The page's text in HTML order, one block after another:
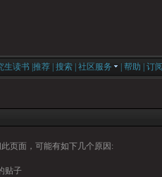
生读书 推荐 搜索 社区服务 帮助 订
页面，可能有如下几个原因:
贴子